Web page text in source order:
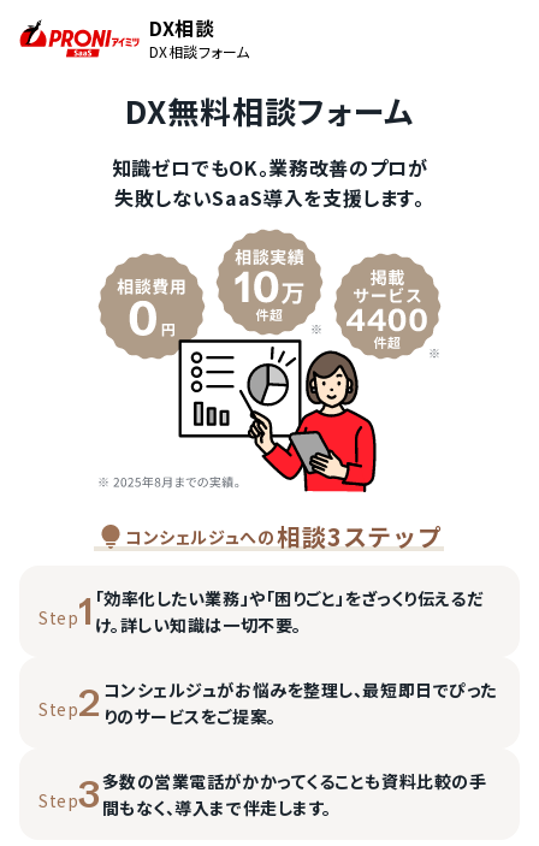
DX相談
DX相談フォーム
DX無料相談フォーム
知識ゼロでもOK。業務改善のプロが
失敗しないSaaS導入を支援します。
コンシェルジュへの相談3ステップ
Step1 「効率化したい業務」や「困りごと」をざっくり伝えるだ
け。詳しい知識は一切不要。
Step2 コンシェルジュがお悩みを整理し、最短即日でぴった
りのサービスをご提案。
Step3多数の営業電話がかかってくることも資料比較の手
間もなく、導入まで伴走します。